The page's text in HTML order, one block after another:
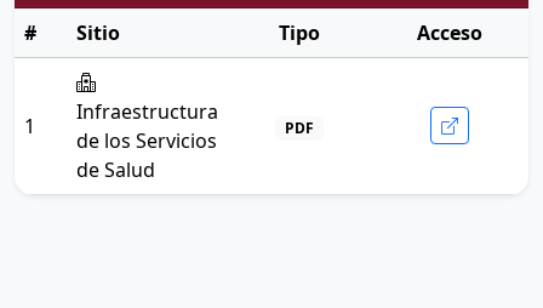
# Sitio Tipo Acceso
1
Infraestructura
de los Servicios
de Salud
PDF